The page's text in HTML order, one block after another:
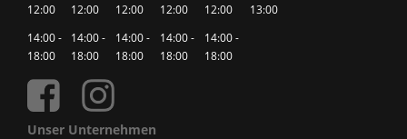
12:00
12:00
12:00
12:00
12:00
13:00
14:00 -
18:00
14:00 -
18:00
14:00 -
18:00
14:00 -
18:00
14:00 -
18:00
Unser Unternehmen